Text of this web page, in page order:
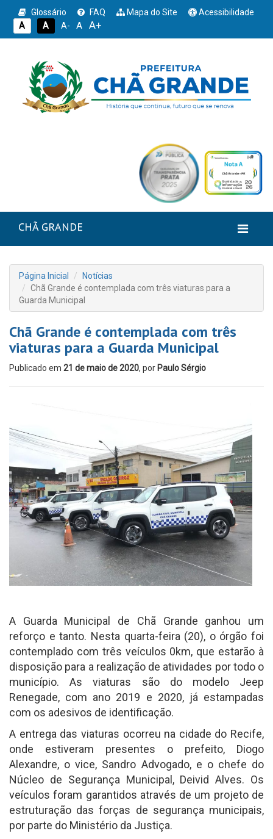
Glossário FAQ Mapa do Site
Acessibilidade
A
A A- A A+
CHÃ GRANDE
Página Inicial
Notícias
Chã Grande é contemplada com três viaturas para a
Guarda Municipal
Chã Grande é contemplada com três
viaturas para a Guarda Municipal
Publicado em 21 de maio de 2020, por Paulo Sérgio
A Guarda Municipal de Chã Grande ganhou um
reforço e tanto. Nesta quarta-feira (20), o órgão foi
contemplado com três veículos 0km, que estarão à
disposição para a realização de atividades por todo o
município. As viaturas são do modelo Jeep
Renegade, com ano 2019 e 2020, já estampadas
com os adesivos de identificação.
A entrega das viaturas ocorreu na cidade do Recife,
onde estiveram presentes o prefeito, Diogo
Alexandre, o vice, Sandro Advogado, e o chefe do
Núcleo de Segurança Municipal, Deivid Alves. Os
veículos foram garantidos através de um projeto de
estruturação das forças de segurança municipais,
por parte do Ministério da Justiça.